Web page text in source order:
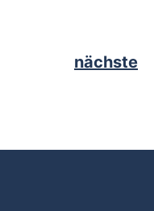
nächste